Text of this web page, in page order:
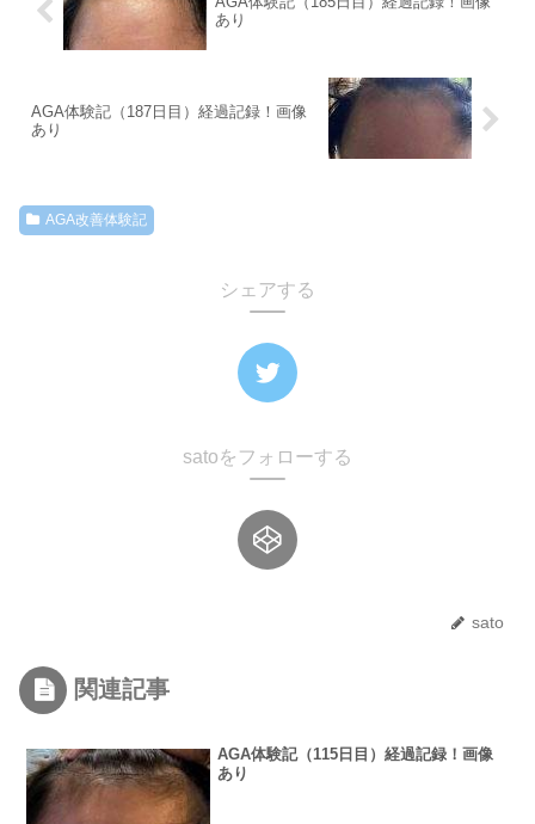
あり
AGA体験記（187日目）経過記録！画像
あり
AGA改善体験記
シェアする
satoをフォローする
sato
関連記事
AGA体験記（115日目）経過記録！画像
あり